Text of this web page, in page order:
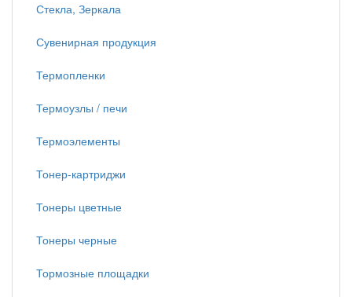
Стекла, Зеркала
Сувенирная продукция
Термопленки
Термоузлы / печи
Термоэлементы
Тонер-картриджи
Тонеры цветные
Тонеры черные
Тормозные площадки